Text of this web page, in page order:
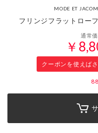
MODE ET
フリンジフラットロー
通常
￥
クーポンを使えば
88